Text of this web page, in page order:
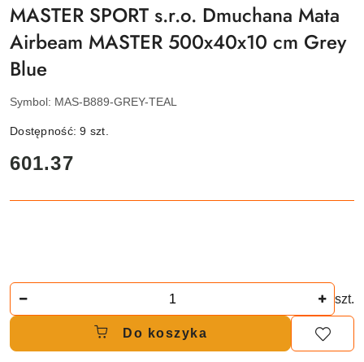
MASTER SPORT s.r.o. Dmuchana Mata
Airbeam MASTER 500x40x10 cm Grey
Blue
Symbol: MAS-B889-GREY-TEAL
Dostępność:9 szt.
cena:
601.37
szt.
Do koszyka